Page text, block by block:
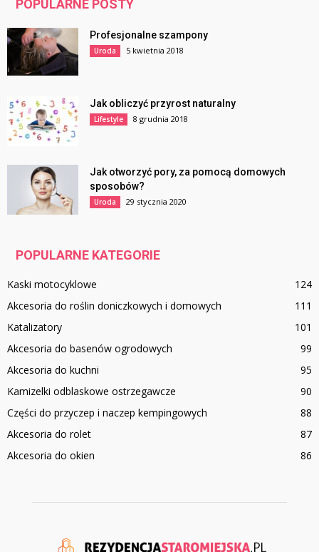
POPULARNE POSTY
Profesjonalne szampony
Uroda 5 kwietnia 2018
Jak obliczyć przyrost naturalny
Lifestyle 8 grudnia 2018
Jak otworzyć pory, za pomocą domowych
sposobów?
Uroda 29 stycznia 2020
POPULARNE KATEGORIE
Kaski motocyklowe
124
Akcesoria do roślin doniczkowych i domowych
111
Katalizatory
101
Akcesoria do basenów ogrodowych
99
Akcesoria do kuchni
95
Kamizelki odblaskowe ostrzegawcze
90
Części do przyczep i naczep kempingowych
88
Akcesoria do rolet
87
Akcesoria do okien
86